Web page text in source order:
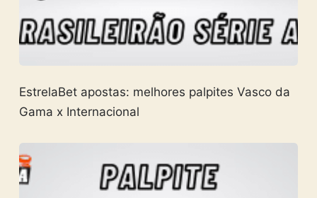
EstrelaBet apostas: melhores palpites Vasco da
Gama x Internacional